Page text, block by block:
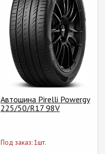
Автошина Pirelli Powergy
225/50/R17 98V
Под заказ: 1шт.